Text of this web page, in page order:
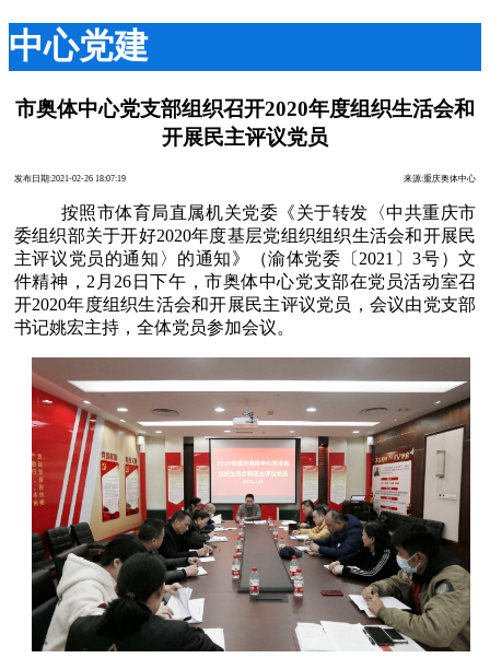
中心党建
市奥体中心党支部组织召开2020年度组织生活会和
开展民主评议党员
发布日期:2021-02-26 18:07:19 来源:重庆奥体中心
按照市体育局直属机关党委《关于转发〈中共重庆市
委组织部关于开好2020年度基层党组织组织生活会和开展民
主评议党员的通知〉的通知》（渝体党委〔2021〕3号）文
件精神，2月26日下午，市奥体中心党支部在党员活动室召
开2020年度组织生活会和开展民主评议党员，会议由党支部
书记姚宏主持，全体党员参加会议。